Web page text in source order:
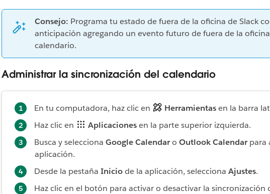
Consejo: Programa tu estado de fuera de la oficina de Slack
anticipación agregando un evento futuro de fuera de la
calendario.
Administrar la sincronización del calendario
En tu computadora, haz clic en Herramientasen la barra
Haz clic en
Aplicacionesen la parte superior izquierda.
Busca y selecciona Google Calendaro Outlook Calendarpara
aplicación.
Desde la pestaña Iniciode la aplicación, selecciona Ajustes.
Haz clic en el botón para activar o desactivar la sincronización